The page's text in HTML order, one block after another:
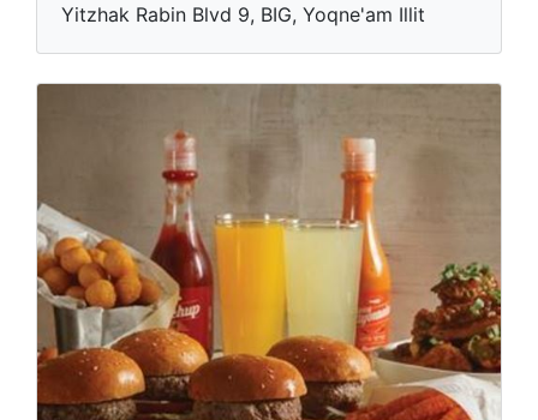
Yitzhak Rabin Blvd 9, BIG, Yoqne'am Illit